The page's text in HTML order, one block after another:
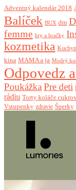
Adventný kalendár 2018
Balíček BUX dm
femme hry a hračky
kozmetika
kina MAMA a ja Modrý
Odpovedz
Poukážka Pre deti
rádiu Torty koláče
Vstupenky zdravie Šperky